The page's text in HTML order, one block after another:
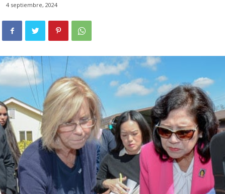
4 septiembre, 2024